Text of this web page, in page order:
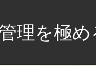
理を極め